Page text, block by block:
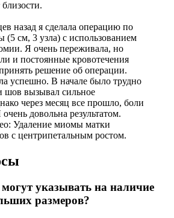
назад я сделала операцию по
см, 3 узла) с использованием
Я очень переживала, но
и постоянные кровотечения
решение об операции.
успешно. В начале было трудно
шов вызывал сильное
через месяц все прошло, боли
довольна результатом.
Удаление миомы матки
с центрипетальным ростом.
указывать на наличие
размеров?